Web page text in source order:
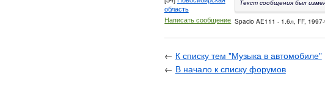
область
Написать сообщение
Текст сообщения был
Spacio AE111 - 1.6л, FF,
← К списку тем "Музыка в автомобиле"
← В начало к списку форумов